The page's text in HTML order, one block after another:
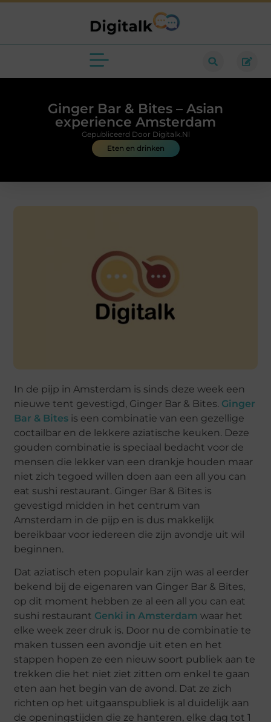
Ginger Bar & Bites – Asian
experience Amsterdam
Eten en drinken
Gepubliceerd Door Digitalk.nl
In de pijp in Amsterdam is sinds deze week een
nieuwe tent gevestigd, Ginger Bar & Bites. Ginger
Bar & Bites is een combinatie van een gezellige
coctailbar en de lekkere aziatische keuken. Deze
gouden combinatie is speciaal bedacht voor de
mensen die lekker van een drankje houden maar
niet zich tegoed willen doen aan een all you can
eat sushi restaurant. Ginger Bar & Bites is
gevestigd midden in het centrum van
Amsterdam in de pijp en is dus makkelijk
bereikbaar voor iedereen die zijn avondje uit wil
beginnen.
Dat aziatisch eten populair kan zijn was al eerder
bekend bij de eigenaren van Ginger Bar & Bites,
op dit moment hebben ze al een all you can eat
sushi restaurant Genki in Amsterdam waar het
elke week zeer druk is. Door nu de combinatie te
maken tussen een avondje uit eten en het
stappen hopen ze een nieuw soort publiek aan te
trekken die het niet ziet zitten om enkel te gaan
eten aan het begin van de avond. Dat ze zich
richten op het uitgaanspubliek is al duidelijk aan
de openingstijden die ze hanteren, elke dag tot 1